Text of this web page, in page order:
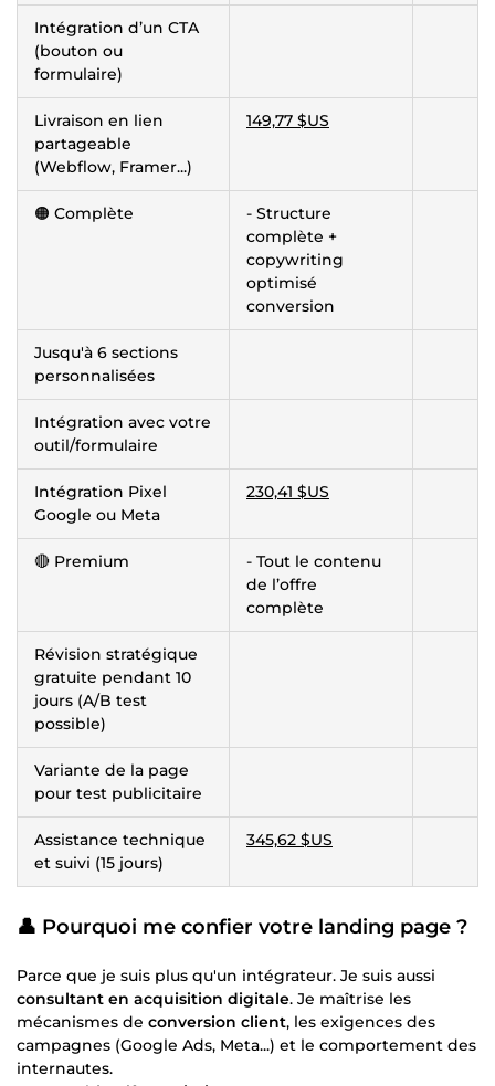
Intégration d’un CTA
(bouton ou
formulaire)
Livraison en lien
partageable
(Webflow, Framer...)
149,77 $US
🟠 Complète
- Structure
complète +
copywriting
optimisé
conversion
Jusqu'à 6 sections
personnalisées
Intégration avec votre
outil/formulaire
Intégration Pixel
Google ou Meta
230,41 $US
🔴 Premium
- Tout le contenu
de l’offre
complète
Révision stratégique
gratuite pendant 10
jours (A/B test
possible)
Variante de la page
pour test publicitaire
Assistance technique
et suivi (15 jours)
345,62 $US
👤 Pourquoi me confier votre landing page ?
Parce que je suis plus qu'un intégrateur. Je suis aussi
consultant en acquisition digitale. Je maîtrise les
mécanismes de conversion client, les exigences des
campagnes (Google Ads, Meta...) et le comportement des
internautes.